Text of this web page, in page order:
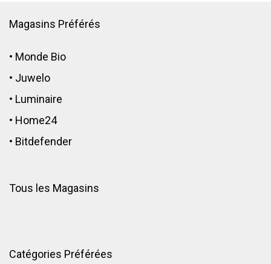
Magasins Préférés
• Monde Bio
• Juwelo
• Luminaire
• Home24
• Bitdefender
Tous les Magasins
Catégories Préférées